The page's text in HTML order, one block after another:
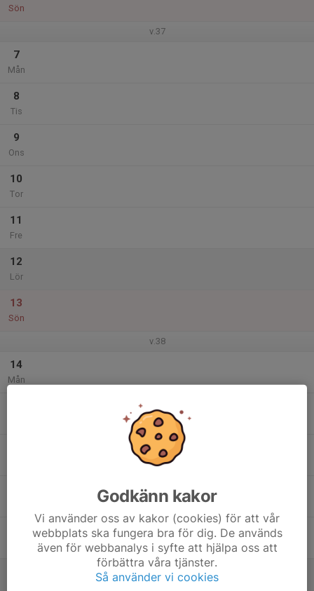
Sön
v.37
7
Mån
8
Tis
9
Ons
10
Tor
11
Fre
12
Lör
13
Sön
v.38
14
Mån
Godkänn kakor
Vi använder oss av kakor (cookies) för att vår
webbplats ska fungera bra för dig. De används
även för webbanalys i syfte att hjälpa oss att
förbättra våra tjänster.
Så använder vi cookies